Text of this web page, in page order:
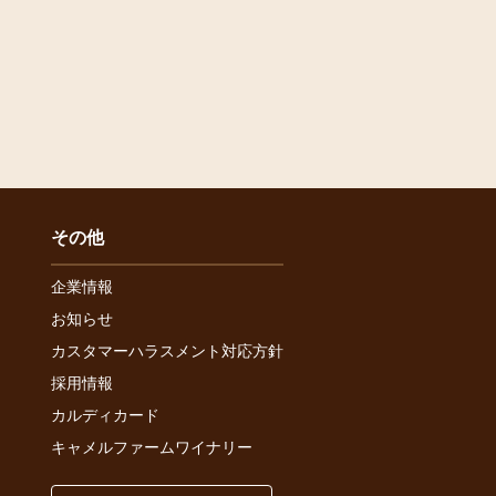
その他
企業情報
お知らせ
カスタマーハラスメント対応方針
採用情報
カルディカード
キャメルファームワイナリー